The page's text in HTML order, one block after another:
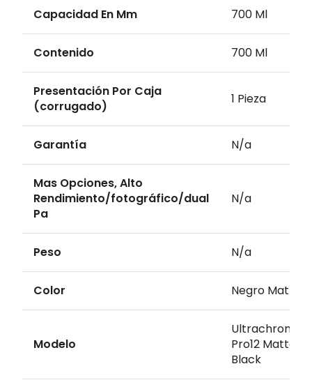
Capacidad En Mm 700 Ml
Contenido 700 Ml
Presentación Por Caja
(corrugado)
1 Pieza
Garantía N/a
Mas Opciones, Alto
Rendimiento/fotográfico/dual
Pa
N/a
Peso N/a
Color Negro Matte
Modelo
Ultrachrome
Pro12 Matte
Black